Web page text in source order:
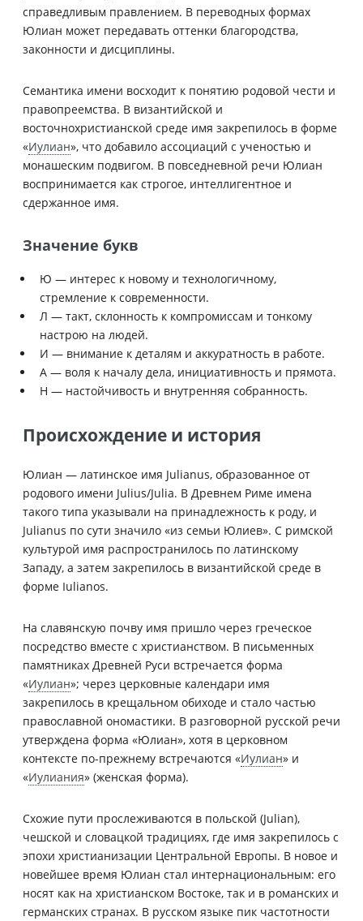
справедливым правлением. В переводных формах
Юлиан может передавать оттенки благородства,
законности и дисциплины.
Семантика имени восходит к понятию родовой чести и
правопреемства. В византийской и
восточнохристианской среде имя закрепилось в форме
«Иулиан», что добавило ассоциаций с ученостью и
монашеским подвигом. В повседневной речи Юлиан
воспринимается как строгое, интеллигентное и
сдержанное имя.
Значение букв
Ю — интерес к новому и технологичному,
стремление к современности.
Л — такт, склонность к компромиссам и тонкому
настрою на людей.
И — внимание к деталям и аккуратность в работе.
А — воля к началу дела, инициативность и прямота.
Н — настойчивость и внутренняя собранность.
Происхождение и история
Юлиан — латинское имя Julianus, образованное от
родового имени Julius/Julia. В Древнем Риме имена
такого типа указывали на принадлежность к роду, и
Julianus по сути значило «из семьи Юлиев». С римской
культурой имя распространилось по латинскому
Западу, а затем закрепилось в византийской среде в
форме Iulianos.
На славянскую почву имя пришло через греческое
посредство вместе с христианством. В письменных
памятниках Древней Руси встречается форма
«Иулиан»; через церковные календари имя
закрепилось в крещальном обиходе и стало частью
православной ономастики. В разговорной русской речи
утверждена форма «Юлиан», хотя в церковном
контексте по-прежнему встречаются «Иулиан» и
«Иулиания» (женская форма).
Схожие пути прослеживаются в польской (Julian),
чешской и словацкой традициях, где имя закрепилось с
эпохи христианизации Центральной Европы. В новое и
новейшее время Юлиан стал интернациональным: его
носят как на христианском Востоке, так и в романских и
германских странах. В русском языке пик частотности